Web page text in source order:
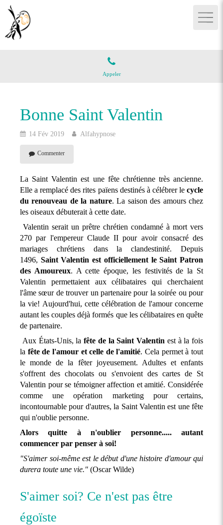
Appeler
Bonne Saint Valentin
14 Fév 2019 Alfahypnose
Commenter
La Saint Valentin est une fête chrétienne très ancienne.
Elle a remplacé des rites païens destinés à célébrer le cycle
du renouveau de la nature. La saison des amours chez
les oiseaux débuterait à cette date.
Valentin serait un prêtre chrétien condamné à mort vers
270 par l'empereur Claude II pour avoir consacré des
mariages chrétiens dans la clandestinité. Depuis
1496, Saint Valentin est officiellement le Saint Patron
des Amoureux. A cette époque, les festivités de la St
Valentin permettaient aux célibataires qui cherchaient
l'âme sœur de trouver un partenaire pour la soirée ou pour
la vie! Aujourd'hui, cette célébration de l'amour concerne
autant les couples déjà formés que les célibataires en quête
de partenaire.
Aux États-Unis, la fête de la Saint Valentin est à la fois
la fête de l'amour et celle de l'amitié. Cela permet à tout
le monde de la fêter joyeusement. Adultes et enfants
s'offrent des chocolats ou s'envoient des cartes de St
Valentin pour se témoigner affection et amitié. Considérée
comme une opération marketing pour certains,
incontournable pour d'autres, la Saint Valentin est une fête
qui n'oublie personne.
Alors quitte à n'oublier personne..... autant
commencer par penser à soi!
"S'aimer soi-même est le début d'une histoire d'amour qui
durera toute une vie." (Oscar Wilde)
S'aimer soi? Ce n'est pas être
égoïste